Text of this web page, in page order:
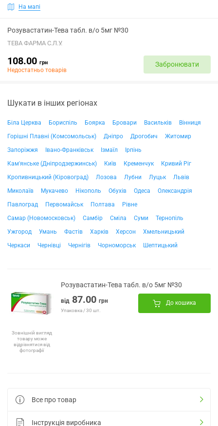
На мапі
Розувастатин-Тева табл. в/о 5мг №30
ТЕВА ФАРМА С.Л.У.
108.00 грн
Недостатньо товарів
Забронювати
Шукати в інших регіонах
Біла Церква Бориспіль Боярка Бровари Васильків
Вінниця
Горішні Плавні (Комсомольськ)
Дніпро Дрогобич
Житомир
Запоріжжя
Івано-Франківськ Ізмаїл
Ірпінь
Кам'янське (Дніпродзержинськ)
Київ Кременчук
Кривий Ріг
Кропивницький (Кіровоград)
Лозова Лубни Луцьк
Львів
Миколаїв
Мукачево Нікополь Обухів Одеса
Олександрія
Павлоград
Первомайськ Полтава
Рівне
Самар (Новомосковськ)
Самбір Сміла Суми
Тернопіль
Ужгород
Умань Фастів Харків Херсон
Хмельницький
Черкаси
Чернівці Чернігів Чорноморськ Шептицький
Зовнішній вигляд
товару може
відрізнятися від
фотографії
Розувастатин-Тева табл. в/о 5мг №30
від 87.00 грн
Упаковка / 30 шт.
До кошика
Все про товар
Інструкція виробника